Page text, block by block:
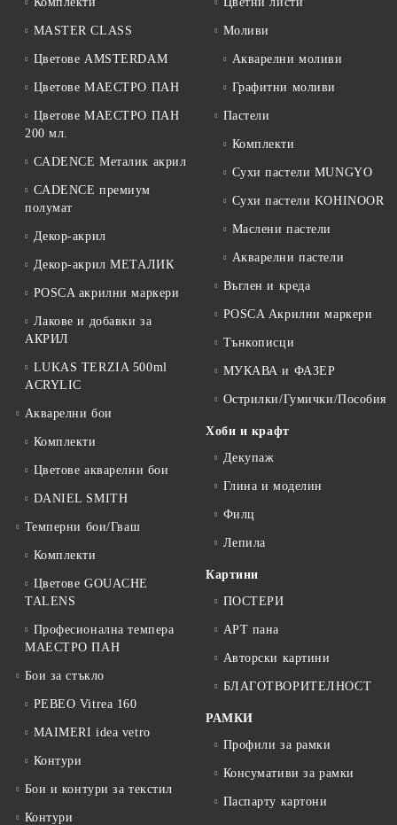
MASTER CLASS
Цветове AMSTERDAM
Цветове МАЕСТРО ПАН
Цветове МАЕСТРО ПАН
200 мл.
CADENCE Металик акрил
CADENCE премиум
полумат
Декор-акрил
Декор-акрил МЕТАЛИК
POSCA акрилни маркери
Лакове и добавки за
АКРИЛ
LUKAS TERZIA 500ml
ACRYLIC
Акварелни бои
Комплекти
Цветове акварелни бои
DANIEL SMITH
Темперни бои/Гваш
Комплекти
Цветове GOUACHE
TALENS
Професионална темпера
МАЕСТРО ПАН
Бои за стъкло
PEBEO Vitrea 160
MAIMERI idea vetro
Контури
Бои и контури за текстил
Контури
Моливи
Акварелни моливи
Графитни моливи
Пастели
Комплекти
Сухи пастели MUNGYO
Сухи пастели KOHINOOR
Маслени пастели
Акварелни пастели
Въглен и креда
POSCA Акрилни маркери
Тънкописци
МУКАВА и ФАЗЕР
Острилки/Гумички/Пособия
Хоби и крафт
Декупаж
Глина и моделин
Филц
Лепила
Картини
ПОСТЕРИ
АРТ пана
Авторски картини
БЛАГОТВОРИТЕЛНОСТ
РАМКИ
Профили за рамки
Консумативи за рамки
Паспарту картони